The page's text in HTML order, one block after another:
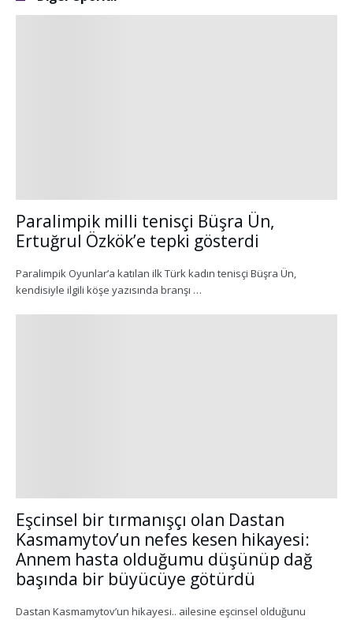
Paralimpik milli tenisçi Büşra Ün,
Ertuğrul Özkök’e tepki gösterdi
Paralimpik Oyunlar’a katılan ilk Türk kadın tenisçi Büşra Ün,
kendisiyle ilgili köşe yazısında branşı …
Eşcinsel bir tırmanışçı olan Dastan
Kasmamytov’un nefes kesen hikayesi:
Annem hasta olduğumu düşünüp dağ
başında bir büyücüye götürdü
Dastan Kasmamytov’un hikayesi.. ailesine eşcinsel olduğunu